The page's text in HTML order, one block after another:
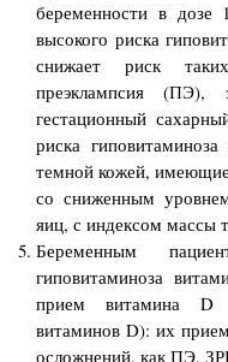
беременности в
высокого риска
снижает риск
преэклампсия
гестационный
риска
темной кожей,
со сниженным
яиц, с индексом массы
Беременным
гиповитаминоза
прием витамина D
витаминов D): их
осложнений, как ПЭ,